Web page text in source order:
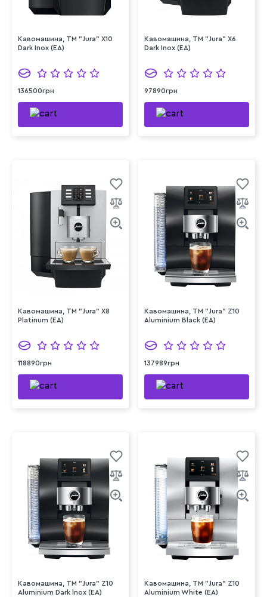
Кавомашина, TM "Jura" X10
Dark Inox (EA)
136500грн
Кавомашина, TM "Jura" X6
Dark Inox (EA)
97890грн
Кавомашина, TM "Jura" X8
Platinum (EA)
118890грн
Кавомашина, TM "Jura" Z10
Aluminium Black (EA)
137989грн
Кавомашина, TM "Jura" Z10
Aluminium Dark lnox (EA)
Кавомашина, TM "Jura" Z10
Aluminium White (EA)